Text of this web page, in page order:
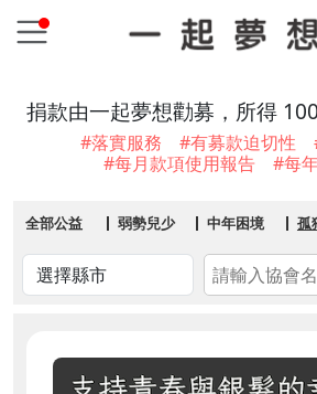
捐款由一起夢想勸募，所得
#落實服務 #有募款迫切性
#每月款項使用報告 #每
全部公益 弱勢兒少 中年困境 孤